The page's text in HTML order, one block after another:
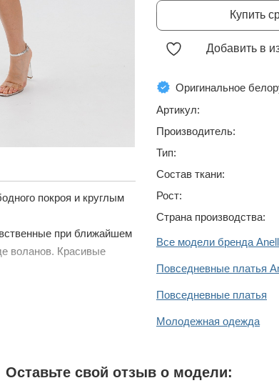
покроя и круглым
при ближайшем
воланов. Красивые
Купить
Добавить в
Оригинальное
Артикул:
Производитель:
Тип:
Состав ткани:
Рост:
Страна производства:
Все модели бренда
Повседневные платья
Повседневные платья
Молодежная одежда
Оставьте свой отзыв о модели: